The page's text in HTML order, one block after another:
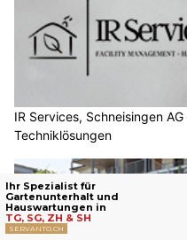
IR Services, Schneisingen
Techniklösungen